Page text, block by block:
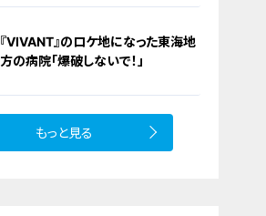
『VIVANT』のロケ地になった東海地
方の病院「爆破しないで！」
もっと見る